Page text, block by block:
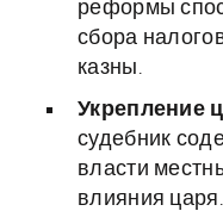
реформы
сбора
казны.
Укрепление
судебник
власти
влияния царя.